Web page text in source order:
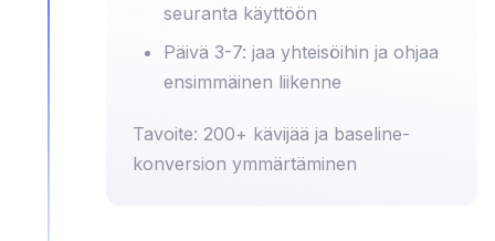
seuranta käyttöön
Päivä 3-7: jaa yhteisöihin ja ohjaa
ensimmäinen liikenne
Tavoite: 200+ kävijää ja baseline-
konversion ymmärtäminen